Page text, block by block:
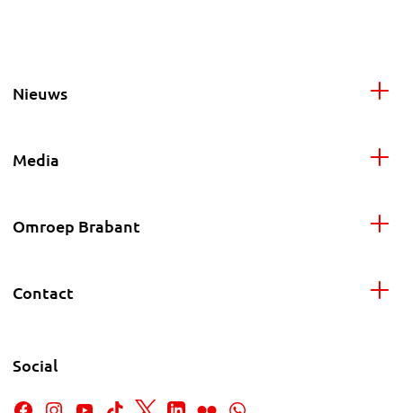
Nieuws
Media
Omroep Brabant
Contact
Social